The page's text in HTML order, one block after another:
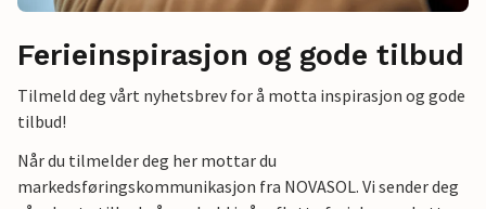
Ferieinspirasjon og gode tilbud
Tilmeld deg vårt nyhetsbrev for å motta inspirasjon og gode
tilbud!
Når du tilmelder deg her mottar du
markedsføringskommunikasjon fra NOVASOL. Vi sender deg